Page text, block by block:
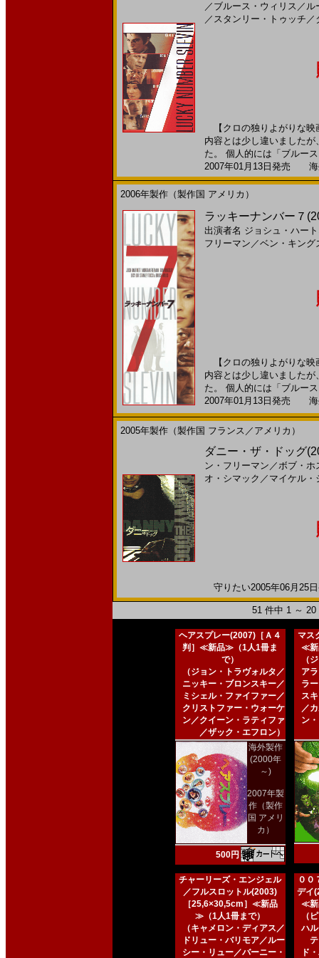
／ ブルース・ウィリス ／ ル
／ スタンリー・トゥッチ ／
【クロの独りよがりな映
内容とは少し違いました
た。 個人的には「ブルー
2007年01月13日発売 海
2006年製作（製作国 アメリカ）
ラッキーナンバー７
出演者名 ジョシュ・ハー
フリーマン ／ベン・キング
【クロの独りよがりな映
内容とは少し違いました
た。 個人的には「ブルー
2007年01月13日発売 海
2005年製作（製作国 フランス／アメリカ）
ダニー・ザ・ドッグ
ン・フリーマン ／ボブ・ホ
オ・シマック ／ マイケル・
守りたい2005年06月25
51 件中 1 ～
ヘアスプレー(2007)［Ａ４
判］≪新品≫（1人1冊ま
で）
（ジョン・トラヴォルタ／
ニッキー・ブロンスキー／
ミシェル・ファイファー／
クリストファー・ウォーケ
ン／クイーン・ラティファ
／ザック・エフロン）
海外製作
(2000年
～)
2007年製
作（製作
国 アメリ
カ）
500円
マス
≪新
（
ア
ラ
ス
／
ン
チャーリーズ・エンジェル
／フルスロットル(2003)
［25,6×30,5cm］≪新品
≫（1人1冊まで）
（キャメロン・ディアス／
ドリュー・バリモア／ルー
シー・リュー／バーニー・
００
デイ
≪新
（
ハ
ド